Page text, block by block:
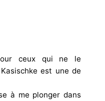
ceux qui ne le
est une de
à me plonger dans